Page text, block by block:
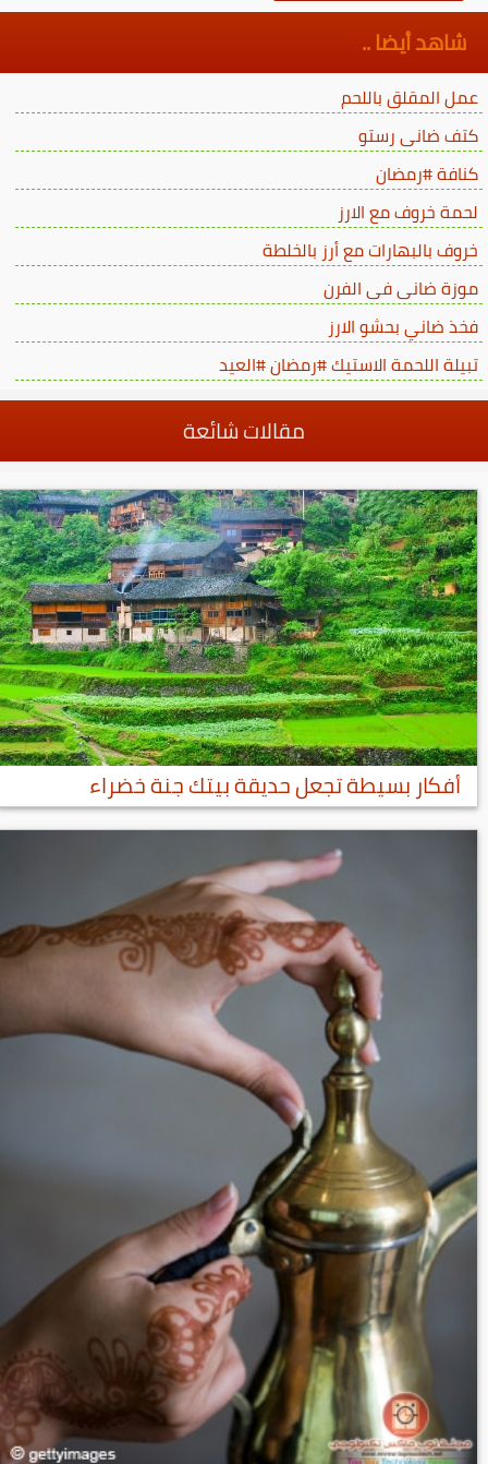
شاهد أيضا ..
عمل المقلق باللحم
كتف ضانى رستو
كنافة #رمضان
لحمة خروف مع الارز
خروف بالبهارات مع أرز بالخلطة
موزة ضانى فى الفرن
فخذ ضاني بحشو الارز
تبيلة اللحمة الاستيك #رمضان #العيد
مقالات شائعة
أفكار بسيطة تجعل حديقة بيتك جنة خضراء